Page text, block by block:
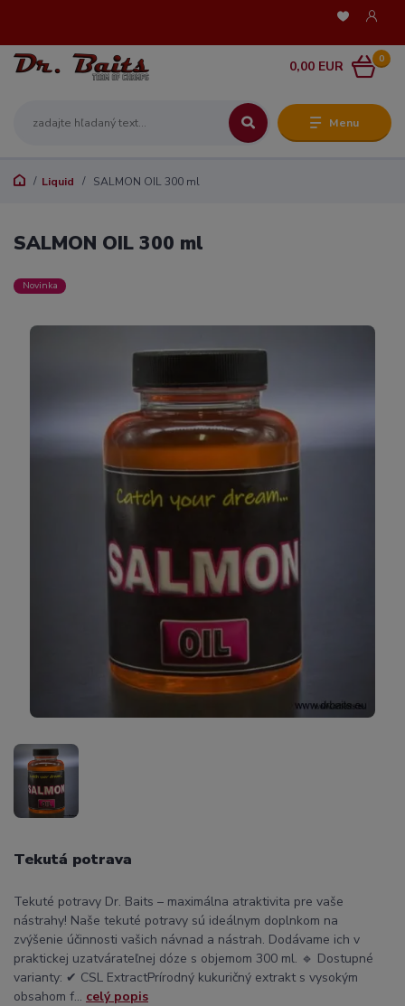
Menu
0
0,00 EUR
Liquid SALMON OIL 300 ml
SALMON OIL 300 ml
Novinka
Tekutá potrava
Tekuté potravy Dr. Baits – maximálna atraktivita pre vaše
nástrahy! Naše tekuté potravy sú ideálnym doplnkom na
zvýšenie účinnosti vašich návnad a nástrah. Dodávame ich v
praktickej uzatvárateľnej dóze s objemom 300 ml. 🔹 Dostupné
varianty: ✔ CSL ExtractPrírodný kukuričný extrakt s vysokým
obsahom f... celý popis